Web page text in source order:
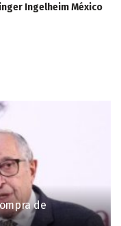
Ingelheim México
de